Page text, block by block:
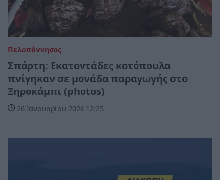
Πελοπόννησος
Σπάρτη: Εκατοντάδες κοτόπουλα
πνίγηκαν σε μονάδα παραγωγής στο
Ξηροκάμπι (photos)
26 Ιανουαρίου 2026 12:25